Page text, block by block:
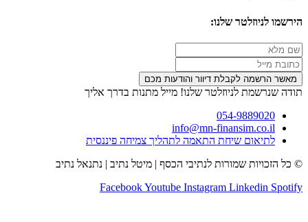
הירשמו לניוזלטר שלנו:
תודה שנרשמת לניוזלטר שלנו! מייל מתנות בדרך אליך
054-9889020
info@mn-finansim.co.il
לתיאום שיחת התאמה לתהליך צמיחה פיננסית
© כל הזכויות שמורות לנתיבי הכסף | מיטל נתיב | נתנאל נתיב
FacebookYoutube Instagram Linkedin Spotify